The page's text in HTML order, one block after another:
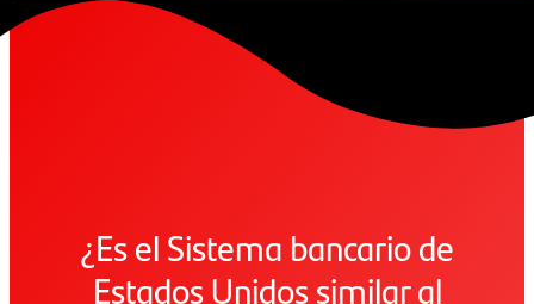
¿Es el Sistema bancario de
Estados Unidos similar al